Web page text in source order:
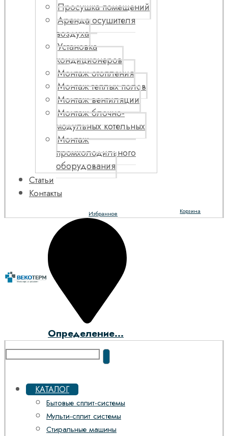
Просушка помещений
Аренда осушителя
воздуха
Установка
кондиционеров
Монтаж отопления
Монтаж теплых полов
Монтаж вентиляции
Монтаж блочно-
модульных котельных
Монтаж
промхолодильного
оборудования
Статьи
Контакты
Корзина
Избранное
Определение...
КАТАЛОГ
Бытовые сплит-системы
Мульти-сплит системы
Стиральные машины